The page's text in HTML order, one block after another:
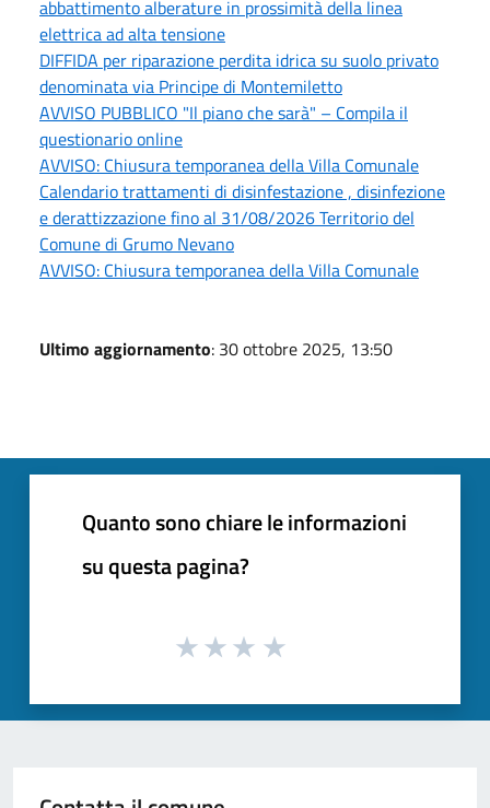
abbattimento alberature in prossimità della linea
elettrica ad alta tensione
DIFFIDA per riparazione perdita idrica su suolo privato
denominata via Principe di Montemiletto
AVVISO PUBBLICO "Il piano che sarà" – Compila il
questionario online
AVVISO: Chiusura temporanea della Villa Comunale
Calendario trattamenti di disinfestazione , disinfezione
e derattizzazione fino al 31/08/2026 Territorio del
Comune di Grumo Nevano
AVVISO: Chiusura temporanea della Villa Comunale
Ultimo aggiornamento: 30 ottobre 2025, 13:50
Quanto sono chiare le informazioni
su questa pagina?